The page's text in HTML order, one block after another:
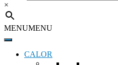
×
MENUMENU
CALOR